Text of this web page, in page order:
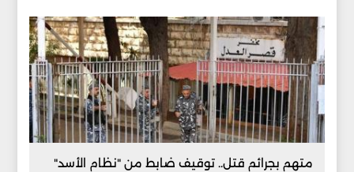
متهم بجرائم قتل.. توقيف ضابط من "نظام الأسد"